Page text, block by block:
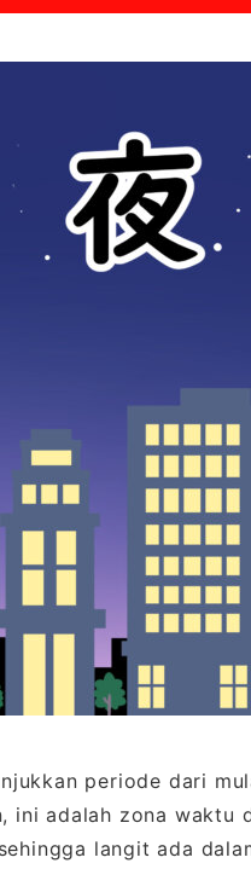
periode dari
ini adalah zona waktu
langit ada